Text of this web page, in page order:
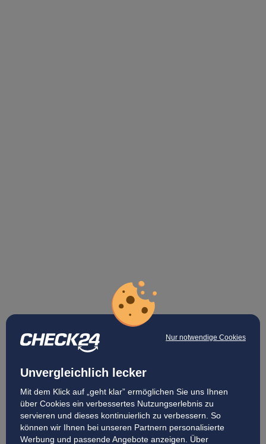
Nur notwendige Cookies
Unvergleichlich lecker
Mit dem Klick auf „geht klar” ermöglichen Sie uns Ihnen
über Cookies ein verbessertes Nutzungserlebnis zu
servieren und dieses kontinuierlich zu verbessern. So
können wir Ihnen bei unseren Partnern personalisierte
Werbung und passende Angebote anzeigen. Über